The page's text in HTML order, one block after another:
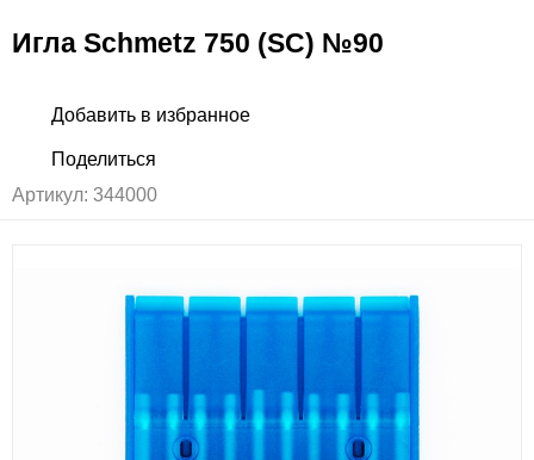
Игла Schmetz 750 (SC) №90
Артикул: 344000